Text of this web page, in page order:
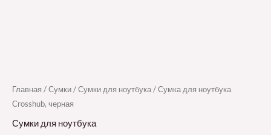
Главная /Сумки/Сумки для ноутбука/ Сумка для ноутбука
Crosshub, черная
Сумки для ноутбука